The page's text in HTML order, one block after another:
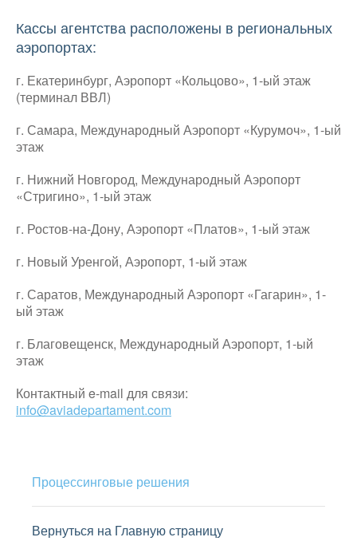
Кассы агентства расположены в региональных
аэропортах:
г. Екатеринбург, Аэропорт «Кольцово», 1-ый этаж
(терминал ВВЛ)
г. Самара, Международный Аэропорт «Курумоч», 1-ый
этаж
г. Нижний Новгород, Международный Аэропорт
«Стригино», 1-ый этаж
г. Ростов-на-Дону, Аэропорт «Платов», 1-ый этаж
г. Новый Уренгой, Аэропорт, 1-ый этаж
г. Саратов, Международный Аэропорт «Гагарин», 1-
ый этаж
г. Благовещенск, Международный Аэропорт, 1-ый
этаж
Контактный e-mail для связи:
info@aviadepartament.com
Процессинговые решения
Вернуться на Главную страницу